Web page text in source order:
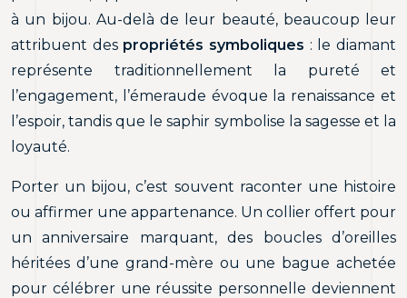
à un bijou. Au-delà de leur beauté, beaucoup leur
attribuent des propriétés symboliques : le diamant
représente traditionnellement la pureté et
l’engagement, l’émeraude évoque la renaissance et
l’espoir, tandis que le saphir symbolise la sagesse et la
loyauté.
Porter un bijou, c’est souvent raconter une histoire
ou affirmer une appartenance. Un collier offert pour
un anniversaire marquant, des boucles d’oreilles
héritées d’une grand-mère ou une bague achetée
pour célébrer une réussite personnelle deviennent